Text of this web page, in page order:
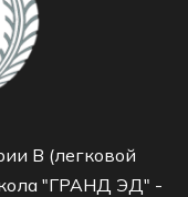
B (легковой
"ГРАНД ЭД" -